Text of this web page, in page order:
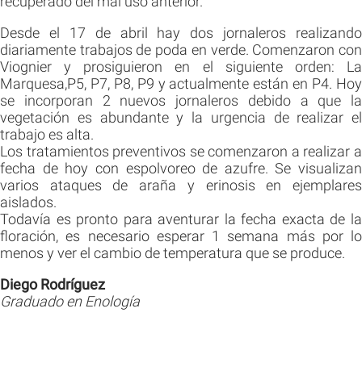
Desde el 17 de abril hay dos jornaleros realizando
diariamente trabajos de poda en verde. Comenzaron con
Viognier y prosiguieron en el siguiente orden: La
Marquesa,P5, P7, P8, P9 y actualmente están en P4. Hoy
se incorporan 2 nuevos jornaleros debido a que la
vegetación es abundante y la urgencia de realizar el
trabajo es alta.
Los tratamientos preventivos se comenzaron a realizar a
fecha de hoy con espolvoreo de azufre. Se visualizan
varios ataques de araña y erinosis en ejemplares
aislados.
Todavía es pronto para aventurar la fecha exacta de la
floración, es necesario esperar 1 semana más por lo
menos y ver el cambio de temperatura que se produce.
Diego Rodríguez
Graduado en Enología